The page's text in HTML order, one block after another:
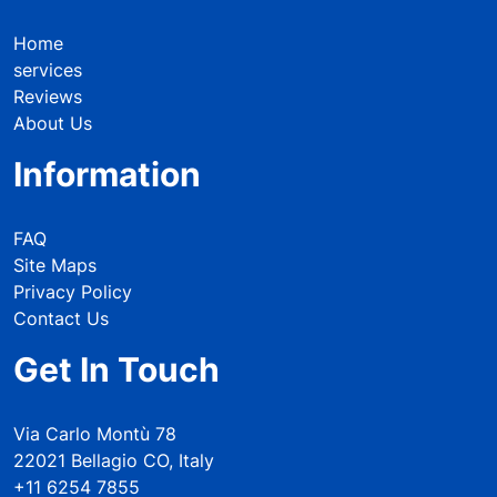
Home
services
Reviews
About Us
Information
FAQ
Site Maps
Privacy Policy
Contact Us
Get In Touch
Via Carlo Montù 78
22021 Bellagio CO, Italy
+11 6254 7855